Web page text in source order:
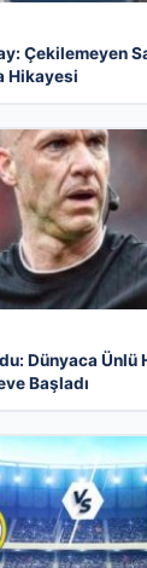
Çekilemeyen
Hikayesi
Dünyaca Ünlü
Başladı